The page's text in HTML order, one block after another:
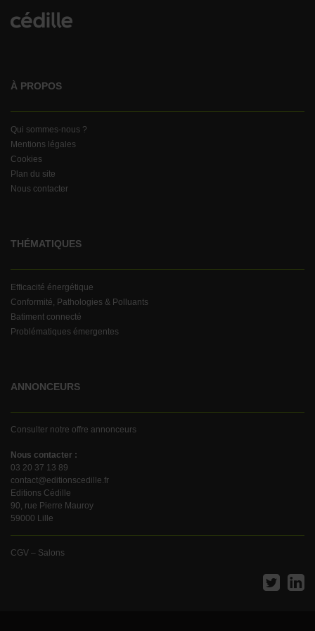
À PROPOS
Qui sommes-nous ?
Mentions légales
Cookies
Plan du site
Nous contacter
THÉMATIQUES
Efficacité énergétique
Conformité, Pathologies & Polluants
Batiment connecté
Problématiques émergentes
ANNONCEURS
Consulter notre offre annonceurs
Nous contacter :
03 20 37 13 89
contact@editionscedille.fr
Editions Cédille
90, rue Pierre Mauroy
59000 Lille
CGV – Salons